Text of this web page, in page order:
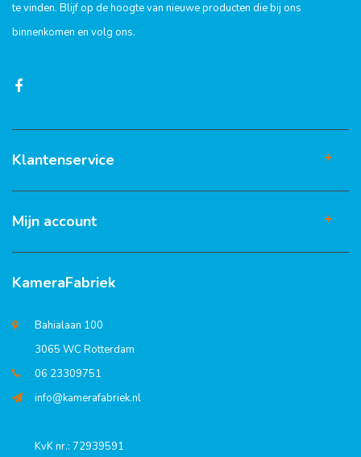
te vinden. Blijf op de hoogte van nieuwe producten die bij ons
binnenkomen en volg ons.
Klantenservice
Mijn account
KameraFabriek
Bahialaan 100
3065 WC Rotterdam
06 23309751
info@kamerafabriek.nl
KvK nr.: 72939591